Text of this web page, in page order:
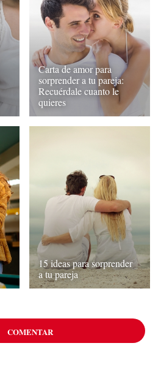
Carta de amor para
sorprender a tu pareja:
Recuérdale cuanto le
quieres
15 ideas para sorprender
a tu pareja
COMENTAR